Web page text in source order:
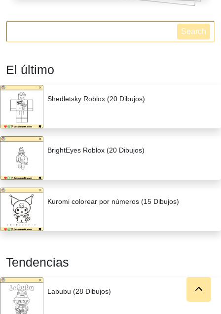
Search
El último
Shedletsky Roblox (20 Dibujos)
BrightEyes Roblox (20 Dibujos)
Kuromi colorear por números (15 Dibujos)
Tendencias
Labubu (28 Dibujos)